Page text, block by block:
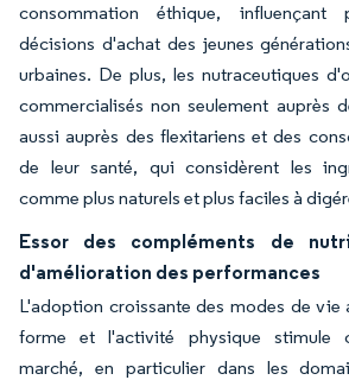
consommation éthique, influençant
décisions d'achat des jeunes
urbaines. De plus, les nutraceutiques
commercialisés non seulement auprès
aussi auprès des flexitariens et des
de leur santé, qui considèrent les
comme plus naturels et plus faciles à
Essor des compléments de
d'amélioration des performances
L'adoption croissante des modes de vie
forme et l'activité physique stimule
marché, en particulier dans les